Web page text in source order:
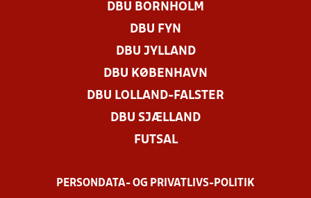
DBU BORNHOLM
DBU FYN
DBU JYLLAND
DBU KØBENHAVN
DBU LOLLAND-FALSTER
DBU SJÆLLAND
FUTSAL
PERSONDATA- OG PRIVATLIVS-POLITIK